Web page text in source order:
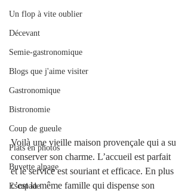
Un flop à vite oublier
Décevant
Semie-gastronomique
Blogs que j'aime visiter
Gastronomique
Bistronomie
Coup de gueule
Plats en photos
Buvette alpage
Escapade
Voilà une vieille maison provençale qui a su
conserver son charme. L’accueil est parfait
et le service est souriant et efficace. En plus
c’est la même famille qui dispense son